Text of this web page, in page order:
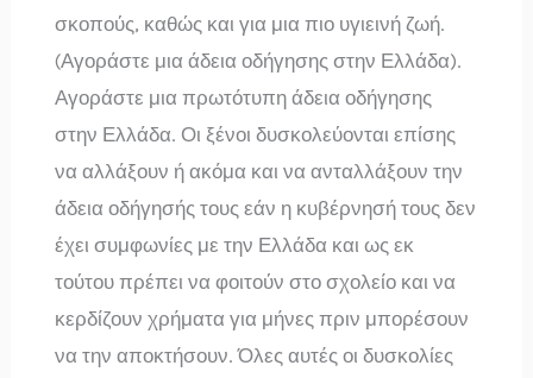
σκοπούς, καθώς και για μια πιο υγιεινή ζωή.
(Αγοράστε μια άδεια οδήγησης στην Ελλάδα).
Αγοράστε μια πρωτότυπη άδεια οδήγησης
στην Ελλάδα. Οι ξένοι δυσκολεύονται επίσης
να αλλάξουν ή ακόμα και να ανταλλάξουν την
άδεια οδήγησής τους εάν η κυβέρνησή τους δεν
έχει συμφωνίες με την Ελλάδα και ως εκ
τούτου πρέπει να φοιτούν στο σχολείο και να
κερδίζουν χρήματα για μήνες πριν μπορέσουν
να την αποκτήσουν. Όλες αυτές οι δυσκολίες